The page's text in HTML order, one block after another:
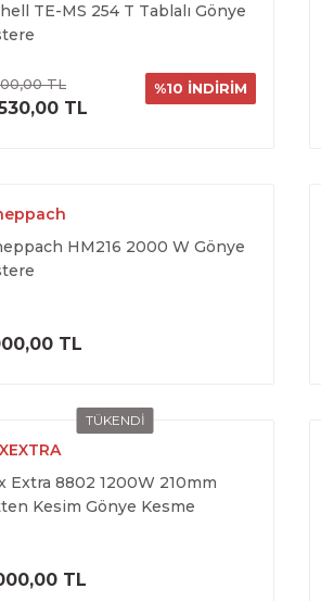
TE-MS 254 T Tablalı Gönye
TL
TL
%10 İNDİRİM
ÜRÜNÜ İNCELE
HM216 2000 W Gönye
TL
ÜRÜNÜ İNCELE
TÜKENDİ
Extra 8802 1200W 210mm
Kesim Gönye Kesme
TL
ÜRÜNÜ İNCELE